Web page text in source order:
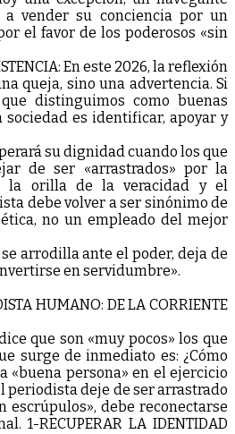
vender su conciencia por un
el favor de los poderosos «sin
En este 2026, la reflexión
queja, sino una advertencia. Si
distinguimos como buenas
sociedad es identificar, apoyar y
su dignidad cuando los que
de ser «arrastrados» por la
la orilla de la veracidad y el
debe volver a ser sinónimo de
no un empleado del mejor
arrodilla ante el poder, deja de
en servidumbre».
HUMANO: DE LA CORRIENTE
que son «muy pocos» los que
surge de inmediato es: ¿Cómo
«buena persona» en el ejercicio
periodista deje de ser arrastrado
escrúpulos», debe reconectarse
1-RECUPERAR LA IDENTIDAD